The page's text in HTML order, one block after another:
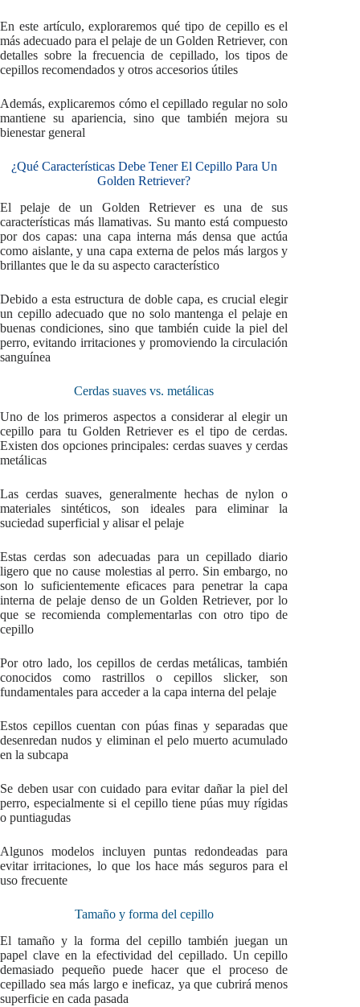
En este artículo, exploraremos qué tipo de cepillo es el
más adecuado para el pelaje de un Golden Retriever, con
detalles sobre la frecuencia de cepillado, los tipos de
cepillos recomendados y otros accesorios útiles
Además, explicaremos cómo el cepillado regular no solo
mantiene su apariencia, sino que también mejora su
bienestar general
¿Qué Características Debe Tener El Cepillo Para Un
Golden Retriever?
El pelaje de un Golden Retriever es una de sus
características más llamativas. Su manto está compuesto
por dos capas: una capa interna más densa que actúa
como aislante, y una capa externa de pelos más largos y
brillantes que le da su aspecto característico
Debido a esta estructura de doble capa, es crucial elegir
un cepillo adecuado que no solo mantenga el pelaje en
buenas condiciones, sino que también cuide la piel del
perro, evitando irritaciones y promoviendo la circulación
sanguínea
Cerdas suaves vs. metálicas
Uno de los primeros aspectos a considerar al elegir un
cepillo para tu Golden Retriever es el tipo de cerdas.
Existen dos opciones principales: cerdas suaves y cerdas
metálicas
Las cerdas suaves, generalmente hechas de nylon o
materiales sintéticos, son ideales para eliminar la
suciedad superficial y alisar el pelaje
Estas cerdas son adecuadas para un cepillado diario
ligero que no cause molestias al perro. Sin embargo, no
son lo suficientemente eficaces para penetrar la capa
interna de pelaje denso de un Golden Retriever, por lo
que se recomienda complementarlas con otro tipo de
cepillo
Por otro lado, los cepillos de cerdas metálicas, también
conocidos como rastrillos o cepillos slicker, son
fundamentales para acceder a la capa interna del pelaje
Estos cepillos cuentan con púas finas y separadas que
desenredan nudos y eliminan el pelo muerto acumulado
en la subcapa
Se deben usar con cuidado para evitar dañar la piel del
perro, especialmente si el cepillo tiene púas muy rígidas
o puntiagudas
Algunos modelos incluyen puntas redondeadas para
evitar irritaciones, lo que los hace más seguros para el
uso frecuente
Tamaño y forma del cepillo
El tamaño y la forma del cepillo también juegan un
papel clave en la efectividad del cepillado. Un cepillo
demasiado pequeño puede hacer que el proceso de
cepillado sea más largo e ineficaz, ya que cubrirá menos
superficie en cada pasada